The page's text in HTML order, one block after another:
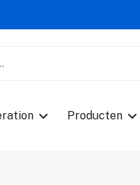
Producten